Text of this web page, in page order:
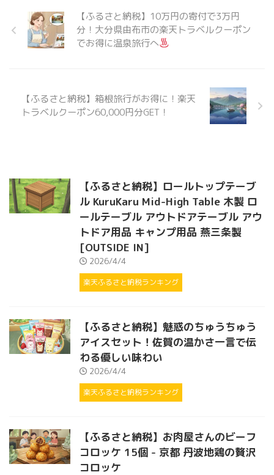
【ふるさと納税】10万円の寄付で3万円
分！大分県由布市の楽天トラベルクーポン
でお得に温泉旅行へ
【ふるさと納税】箱根旅行がお得に！楽天
トラベルクーポン60,000円分GET！
【ふるさと納税】ロールトップテーブ
ル KuruKaru Mid-High Table 木製 ロ
ールテーブル アウトドアテーブル アウ
トドア用品 キャンプ用品 燕三条製
[OUTSIDE IN]
2026/4/4
楽天ふるさと納税ランキング
【ふるさと納税】魅惑のちゅうちゅう
アイスセット！佐賀の温かさ一言で伝
わる優しい味わい
2026/4/4
楽天ふるさと納税ランキング
【ふるさと納税】お肉屋さんのビーフ
コロッケ 15個 - 京都 丹波地鶏の贅沢
コロッケ